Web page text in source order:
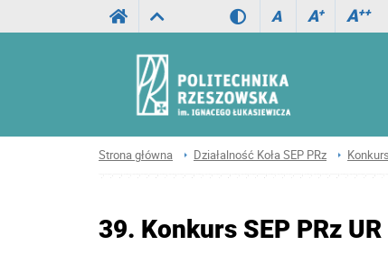
A A+ A++
Strona główna Działalność Koła SEP PRz
39. Konkurs SEP PRz